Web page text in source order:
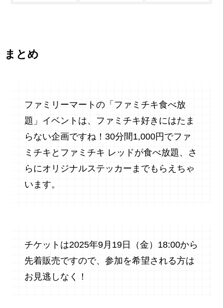
まとめ
ファミリーマートの「ファミチキ食べ放
題」イベントは、ファミチキ好きにはたま
らない企画ですね！30分間1,000円でファ
ミチキとファミチキ レッドが食べ放題、さ
らにオリジナルステッカーまでもらえちゃ
います。
チケットは2025年9月19日（金）18:00から
先着販売ですので、参加を希望される方は
お見逃しなく！